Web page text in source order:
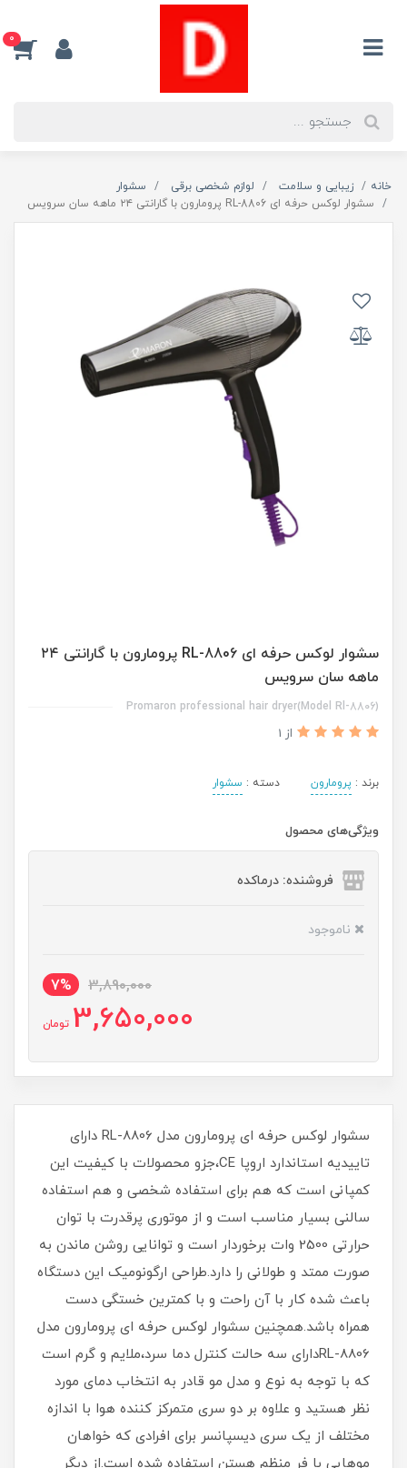
0
خانه زیبایی و سلامت لوازم شخصی برقی
سشوار
سشوار لوکس حرفه ای RL-8806 پرومارون با گارانتی ۲۴ ماهه سان سرویس
سشوار لوکس حرفه ای RL-8806 پرومارون با گارانتی ۲۴
ماهه سان سرویس
Promaron professional hair dryer(Model Rl-8806)
از 1
برند : پرومارون دسته : سشوار
ویژگی‌های محصول
فروشنده: درماکده
ناموجود
3,890,000
7%
3,650,000 تومان
سشوار لوکس حرفه ای پرومارون مدل RL-8806 دارای
تاییدیه استاندارد اروپا CE،جزو محصولات با کیفیت این
کمپانی است که هم برای استفاده شخصی و هم استفاده
سالنی بسیار مناسب است و از موتوری پرقدرت با توان
حرارتی 2500 وات برخوردار است و توانایی روشن ماندن به
صورت ممتد و طولانی را دارد.طراحی ارگونومیک این دستگاه
باعث شده کار با آن راحت و با کمترین خستگی دست
همراه باشد.همچنین سشوار لوکس حرفه ای پرومارون مدل
RL-8806دارای سه حالت کنترل دما سرد،ملایم و گرم است
که با توجه به نوع و مدل مو قادر به انتخاب دمای مورد
نظر هستید و علاوه بر دو سری متمرکز کننده هوا با اندازه
مختلف از یک سری دیسپانسر برای افرادی که خواهان
موهایی با فر منظم هستن استفاده شده است.از دیگر